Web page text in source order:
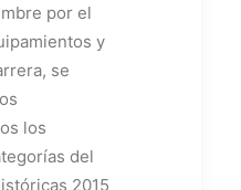
por el
y
se
los
del
2015